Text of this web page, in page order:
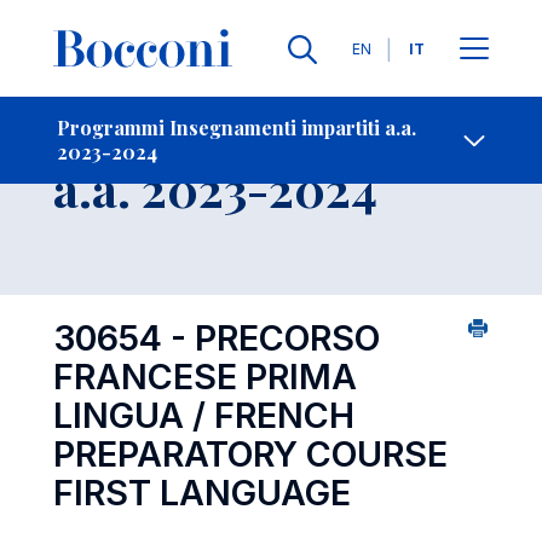
Lingue
EN IT
Programmi Insegnamenti impartiti a.a.
2023-2024
-
Insegnamento
a.a. 2023-2024
30654 - PRECORSO
FRANCESE PRIMA
LINGUA / FRENCH
PREPARATORY COURSE
FIRST LANGUAGE